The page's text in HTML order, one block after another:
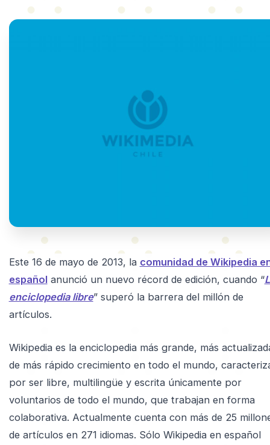
Este 16 de mayo de 2013, la comunidad de Wikipedia
español anunció un nuevo récord de edición, cuando “
enciclopedia libre” superó la barrera del millón de
artículos.
Wikipedia es la enciclopedia más grande, más
de más rápido crecimiento en todo el mundo,
por ser libre, multilingüe y escrita únicamente por
voluntarios de todo el mundo, que trabajan en forma
colaborativa. Actualmente cuenta con más de 25
de artículos en 271 idiomas. Sólo Wikipedia en español